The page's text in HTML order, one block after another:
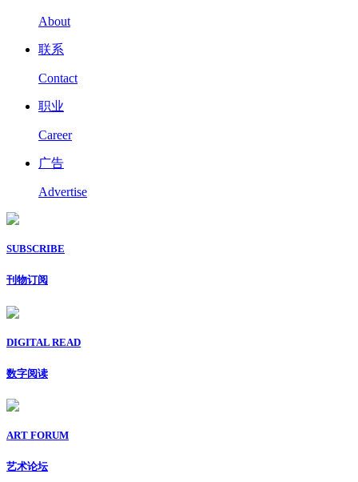
About
联系
Contact
职业
Career
广告
Advertise
SUBSCRIBE
刊物订阅
DIGITAL READ
数字阅读
ART FORUM
艺术论坛